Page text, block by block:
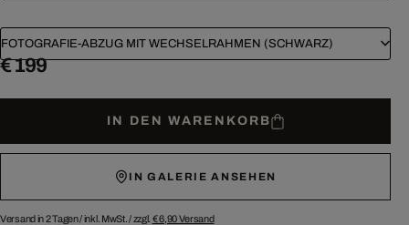
FOTOGRAFIE-ABZUG MIT WECHSELRAHMEN (SCHWARZ)
€ 199
IN DEN WARENKORB
IN GALERIE ANSEHEN
Versand in 2 Tagen /inkl. MwSt. / zzgl. € 6,90Versand